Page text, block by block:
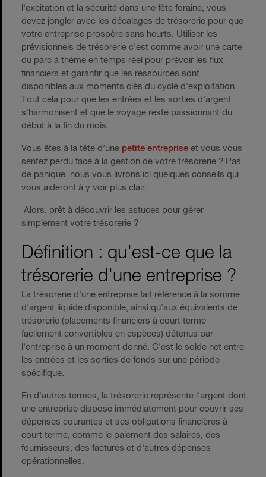
l'excitation et la sécurité dans une fête foraine, vous
devez jongler avec les décalages de trésorerie pour que
votre entreprise prospère sans heurts. Utiliser les
prévisionnels de trésorerie c'est comme avoir une carte
du parc à thème en temps réel pour prévoir les flux
financiers et garantir que les ressources sont
disponibles aux moments clés du cycle d'exploitation.
Tout cela pour que les entrées et les sorties d'argent
s'harmonisent et que le voyage reste passionnant du
début à la fin du mois.
Vous êtes à la tête d’une petite entreprise et vous vous
sentez perdu face à la gestion de votre trésorerie ? Pas
de panique, nous vous livrons ici quelques conseils qui
vous aideront à y voir plus clair.
Alors, prêt à découvrir les astuces pour gérer
simplement votre trésorerie ?
Définition : qu'est-ce que la
trésorerie d'une entreprise ?
La trésorerie d'une entreprise fait référence à la somme
d'argent liquide disponible, ainsi qu'aux équivalents de
trésorerie (placements financiers à court terme
facilement convertibles en espèces) détenus par
l'entreprise à un moment donné. C'est le solde net entre
les entrées et les sorties de fonds sur une période
spécifique.
En d'autres termes, la trésorerie représente l'argent dont
une entreprise dispose immédiatement pour couvrir ses
dépenses courantes et ses obligations financières à
court terme, comme le paiement des salaires, des
fournisseurs, des factures et d'autres dépenses
opérationnelles.